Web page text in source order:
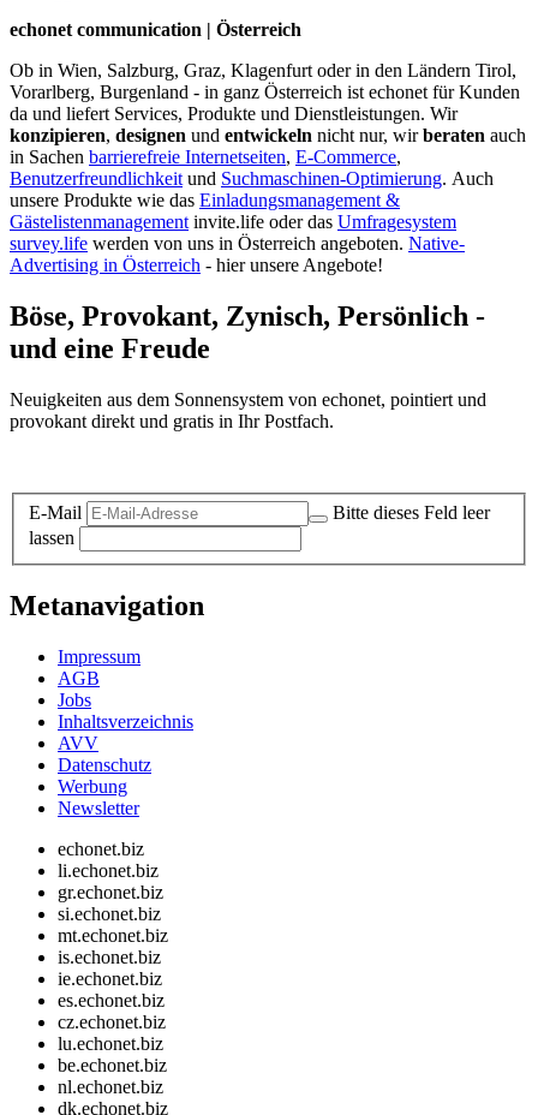
echonet communication | Österreich
Ob in Wien, Salzburg, Graz, Klagenfurt oder in den Ländern Tirol,
Vorarlberg, Burgenland - in ganz Österreich ist echonet für Kunden
da und liefert Services, Produkte und Dienstleistungen. Wir
konzipieren, designen und entwickeln nicht nur, wirberaten auch
in Sachen barrierefreie Internetseiten, E-Commerce,
Benutzerfreundlichkeit und Suchmaschinen-Optimierung. Auch
unsere Produkte wie das Einladungsmanagement &
Gästelistenmanagement invite.life oder das Umfragesystem
survey.life werden von uns in Österreich angeboten. Native-
Advertising in Österreich - hier unsere Angebote!
Böse, Provokant, Zynisch, Persönlich -
und eine Freude
Neuigkeiten aus dem Sonnensystem von echonet, pointiert und
provokant direkt und gratis in Ihr Postfach.
E-Mail
Bitte dieses Feld leer
lassen
Metanavigation
Impressum
AGB
Jobs
Inhaltsverzeichnis
AVV
Datenschutz
Werbung
Newsletter
echonet.biz
li.echonet.biz
gr.echonet.biz
si.echonet.biz
mt.echonet.biz
is.echonet.biz
ie.echonet.biz
es.echonet.biz
cz.echonet.biz
lu.echonet.biz
be.echonet.biz
nl.echonet.biz
dk.echonet.biz